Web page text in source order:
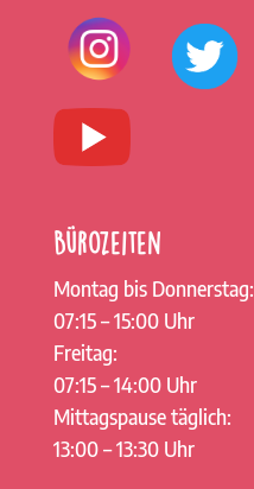
Bürozeiten
Montag bis Donnerstag:
07:15 – 15:00 Uhr
Freitag:
07:15 – 14:00 Uhr
Mittagspause täglich:
13:00 – 13:30 Uhr